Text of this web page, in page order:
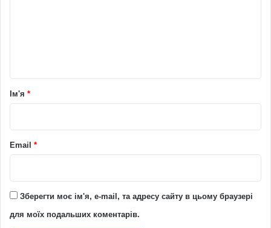
р
*
Ім'я *
Email *
Зберегти моє ім'я, e-mail, та адресу сайту в цьому браузері
для моїх подальших коментарів.